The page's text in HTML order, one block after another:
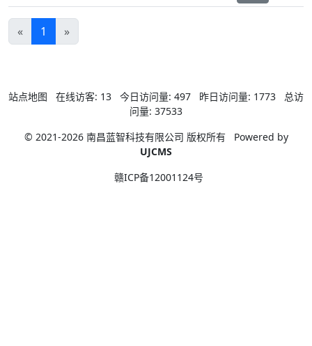
« 1 »
站点地图 在线访客: 13 今日访问量: 497 昨日访问量: 1773
总访
问量: 37533
© 2021-2026 南昌蓝智科技有限公司 版权所有
Powered by
UJCMS
赣ICP备12001124号